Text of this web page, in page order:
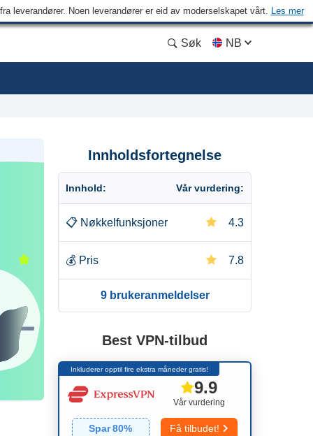
leverandører. Noen leverandører er eid av moderselskapet vårt. Les mer
Søk NB
Innholdsfortegnelse
Innhold: Vår vurdering:
📋 Nøkkelfunksjoner 4.3
💰 Pris 7.8
9 brukeranmeldelser
Best VPN-tilbud
Inkluderer opptil fire ekstra måneder gratis!
Vår vurdering
9.9
Spar80% Få tilbudet!